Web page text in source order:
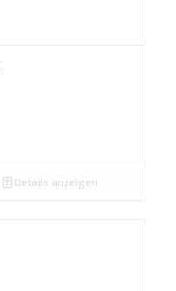
Details anzeigen